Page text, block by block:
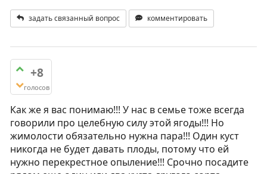
задать связанный вопрос комментировать
+8
голосов
Как же я вас понимаю!!! У нас в семье тоже всегда
говорили про целебную силу этой ягоды!!! Но
жимолости обязательно нужна пара!!! Один куст
никогда не будет давать плоды, потому что ей
нужно перекрестное опыление!!! Срочно посадите